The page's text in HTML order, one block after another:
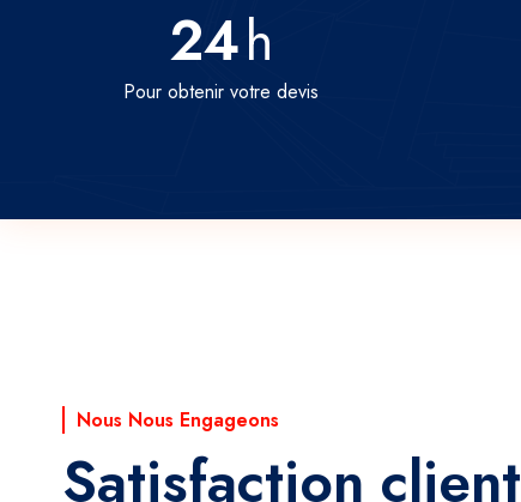
24h
Pour obtenir votre devis
Nous Nous Engageons
Satisfaction client